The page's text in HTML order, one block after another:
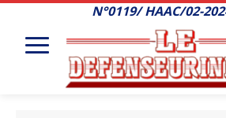
N°0119/ HAAC/02-